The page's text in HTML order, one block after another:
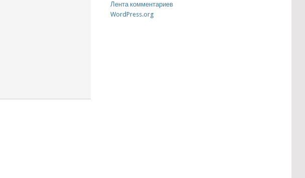
Лента комментариев
WordPress.org